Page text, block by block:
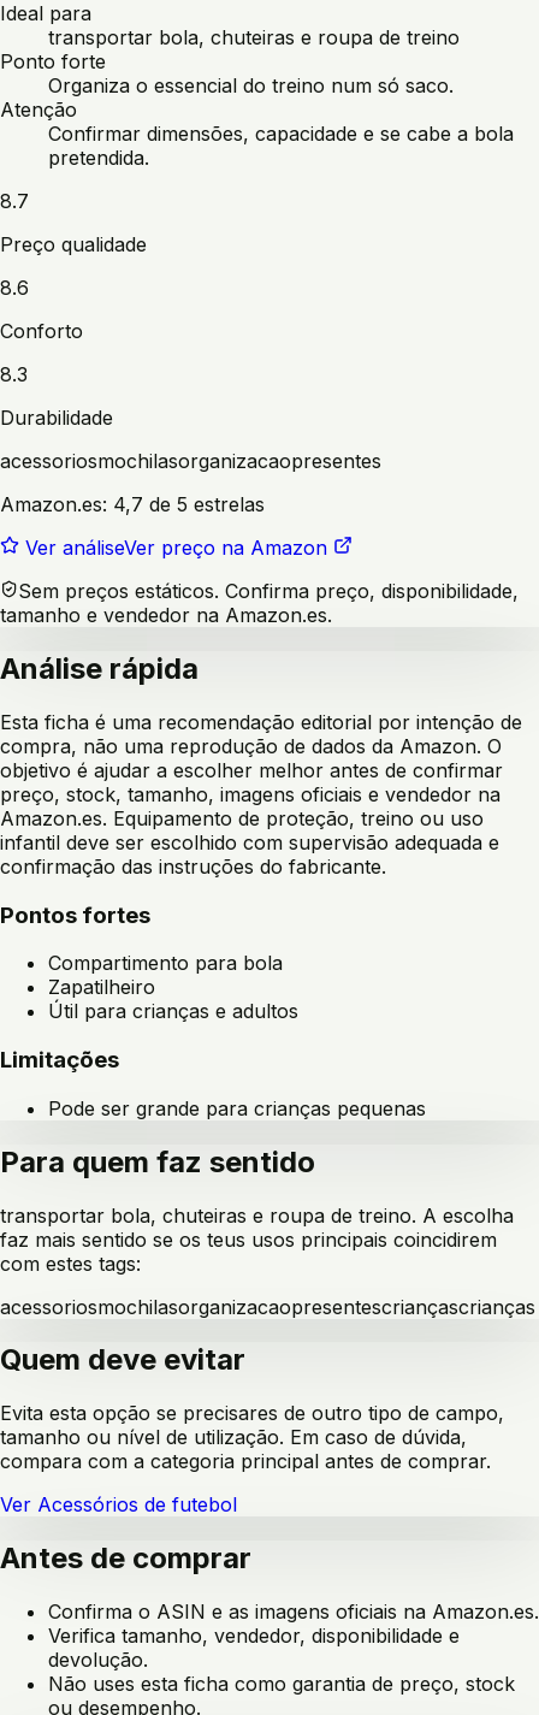
Ideal para
transportar bola, chuteiras e roupa de treino
Ponto forte
Organiza o essencial do treino num só saco.
Atenção
Confirmar dimensões, capacidade e se cabe a bola
pretendida.
8.7
Preço qualidade
8.6
Conforto
8.3
Durabilidade
acessoriosmochilasorganizacaopresentes
Amazon.es: 4,7 de 5 estrelas
Ver análiseVer preço na Amazon
Sem preços estáticos. Confirma preço, disponibilidade,
tamanho e vendedor na Amazon.es.
Análise rápida
Esta ficha é uma recomendação editorial por intenção de
compra, não uma reprodução de dados da Amazon. O
objetivo é ajudar a escolher melhor antes de confirmar
preço, stock, tamanho, imagens oficiais e vendedor na
Amazon.es. Equipamento de proteção, treino ou uso
infantil deve ser escolhido com supervisão adequada e
confirmação das instruções do fabricante.
Pontos fortes
Compartimento para bola
Zapatilheiro
Útil para crianças e adultos
Limitações
Pode ser grande para crianças pequenas
Para quem faz sentido
transportar bola, chuteiras e roupa de treino. A escolha
faz mais sentido se os teus usos principais coincidirem
com estes tags:
acessoriosmochilasorganizacaopresentescriançascrianças
Quem deve evitar
Evita esta opção se precisares de outro tipo de campo,
tamanho ou nível de utilização. Em caso de dúvida,
compara com a categoria principal antes de comprar.
Ver Acessórios de futebol
Antes de comprar
Confirma o ASIN e as imagens oficiais na Amazon.es.
Verifica tamanho, vendedor, disponibilidade e
devolução.
Não uses esta ficha como garantia de preço, stock
ou desempenho.